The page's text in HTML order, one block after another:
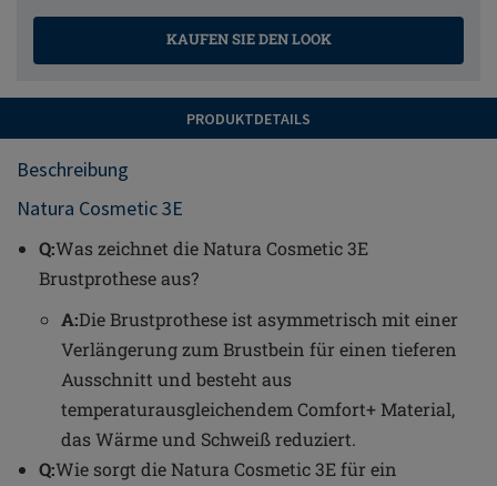
KAUFEN SIE DEN LOOK
PRODUKTDETAILS
Beschreibung
Natura Cosmetic 3E
Q:Was zeichnet die Natura Cosmetic 3E
Brustprothese aus?
A:Die Brustprothese ist asymmetrisch mit einer
Verlängerung zum Brustbein für einen tieferen
Ausschnitt und besteht aus
temperaturausgleichendem Comfort+ Material,
das Wärme und Schweiß reduziert.
Q:Wie sorgt die Natura Cosmetic 3E für ein